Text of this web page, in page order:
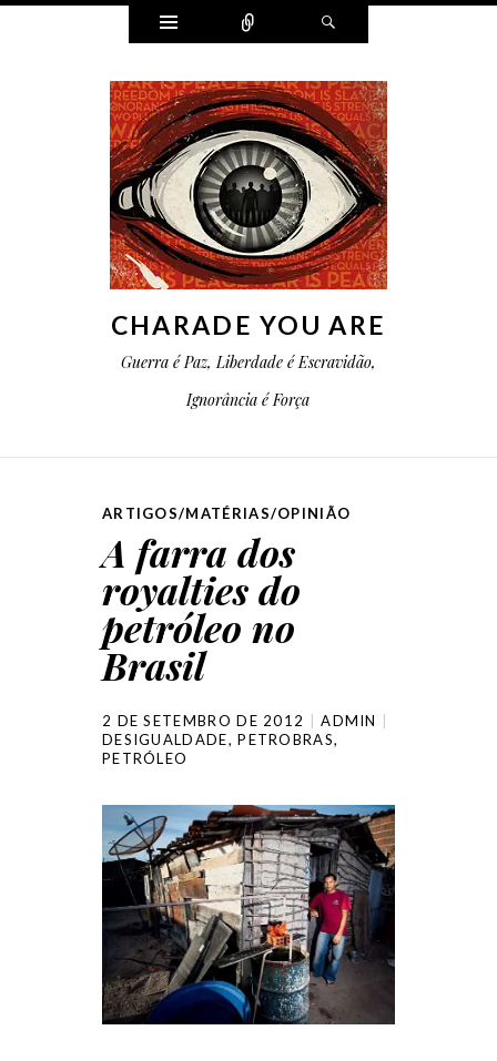
Widgets Conectar
CHARADE YOU ARE
Guerra é Paz, Liberdade é Escravidão,
Ignorância é Força
ARTIGOS/MATÉRIAS/OPINIÃO
A farra dos
royalties do
petróleo no
Brasil
2 DE SETEMBRO DE 2012
ADMIN
DESIGUALDADE,PETROBRAS,
PETRÓLEO